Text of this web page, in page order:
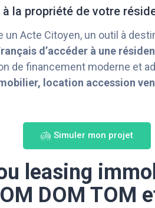
la propriété de votre
Acte Citoyen, un outil à
d’accéder à une
de financement moderne et
location accession
Simuler mon projet
leasing
DOM TOM